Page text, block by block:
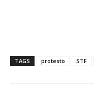
TAGS protesto STF